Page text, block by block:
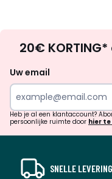
20€
Uw email
Heb je al een klantaccount?
persoonlijke ruimte door hier
SNELLE